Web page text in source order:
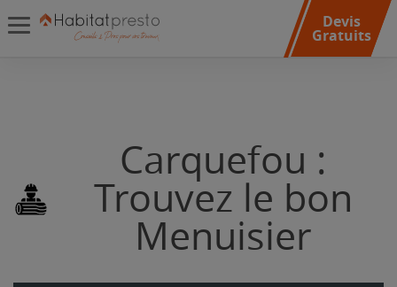
Devis
Gratuits
Carquefou :
Trouvez le bon
Menuisier